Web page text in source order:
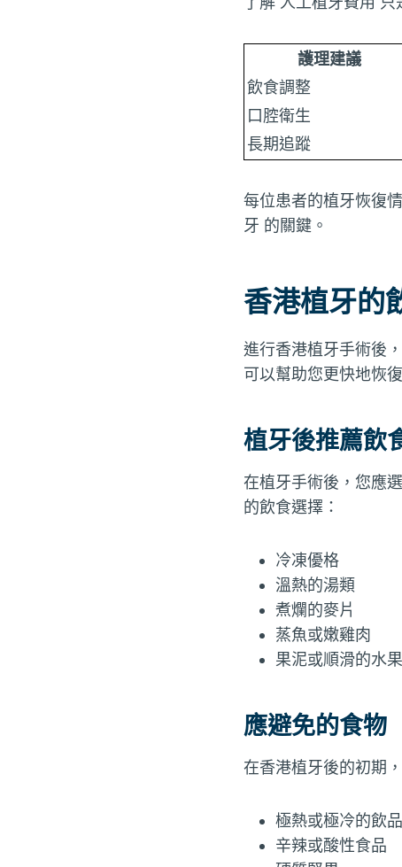
護理建議
飲食調整
口腔衛生
長期追蹤
每位患者的植牙恢復
牙 的關鍵。
香港植牙的
進行香港植牙手術後
可以幫助您更快地恢
植牙後推薦飲
在植牙手術後，您應
的飲食選擇：
冷凍優格
溫熱的湯類
煮爛的麥片
蒸魚或嫩雞肉
果泥或順滑的水果
應避免的食物
在香港植牙後的初期
極熱或極冷的飲品
辛辣或酸性食品